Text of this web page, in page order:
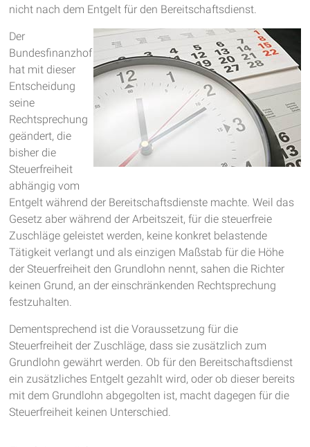
nicht nach dem Entgelt für den Bereitschaftsdienst.
Der
Bundesfinanzhof
hat mit dieser
Entscheidung
seine
Rechtsprechung
geändert, die
bisher die
Steuerfreiheit
abhängig vom
Entgelt während der Bereitschaftsdienste machte. Weil das
Gesetz aber während der Arbeitszeit, für die steuerfreie
Zuschläge geleistet werden, keine konkret belastende
Tätigkeit verlangt und als einzigen Maßstab für die Höhe
der Steuerfreiheit den Grundlohn nennt, sahen die Richter
keinen Grund, an der einschränkenden Rechtsprechung
festzuhalten.
Dementsprechend ist die Voraussetzung für die
Steuerfreiheit der Zuschläge, dass sie zusätzlich zum
Grundlohn gewährt werden. Ob für den Bereitschaftsdienst
ein zusätzliches Entgelt gezahlt wird, oder ob dieser bereits
mit dem Grundlohn abgegolten ist, macht dagegen für die
Steuerfreiheit keinen Unterschied.